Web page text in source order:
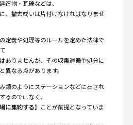
造物・瓦礫などは、
、撤去或いは片付けなければなりませ
定義や処理等のルールを定めた法律で
ありませんが、その収集運搬や処分に
異なる点があります。
類のようにステーションなどに出され
るのではなく、
に集約する】 ことが前提となっていま